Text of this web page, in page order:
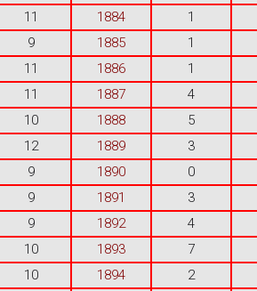
11 1884
1
9 1885
1
11 1886
1
11 1887
4
10 1888
5
12 1889
3
9 1890
0
9 1891
3
9 1892
4
10 1893
7
10 1894
2